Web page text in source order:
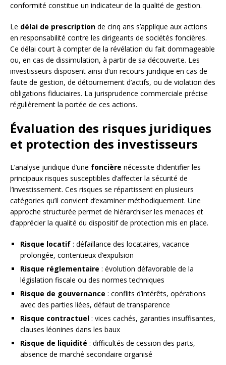
conformité constitue un indicateur de la qualité de gestion.
Le délai de prescription de cinq ans s’applique aux actions
en responsabilité contre les dirigeants de sociétés foncières.
Ce délai court à compter de la révélation du fait dommageable
ou, en cas de dissimulation, à partir de sa découverte. Les
investisseurs disposent ainsi d’un recours juridique en cas de
faute de gestion, de détournement d’actifs, ou de violation des
obligations fiduciaires. La jurisprudence commerciale précise
régulièrement la portée de ces actions.
Évaluation des risques juridiques
et protection des investisseurs
L’analyse juridique d’une foncière nécessite d’identifier les
principaux risques susceptibles d’affecter la sécurité de
l’investissement. Ces risques se répartissent en plusieurs
catégories qu’il convient d’examiner méthodiquement. Une
approche structurée permet de hiérarchiser les menaces et
d’apprécier la qualité du dispositif de protection mis en place.
Risque locatif : défaillance des locataires, vacance
prolongée, contentieux d’expulsion
Risque réglementaire : évolution défavorable de la
législation fiscale ou des normes techniques
Risque de gouvernance : conflits d’intérêts, opérations
avec des parties liées, défaut de transparence
Risque contractuel : vices cachés, garanties insuffisantes,
clauses léonines dans les baux
Risque de liquidité : difficultés de cession des parts,
absence de marché secondaire organisé